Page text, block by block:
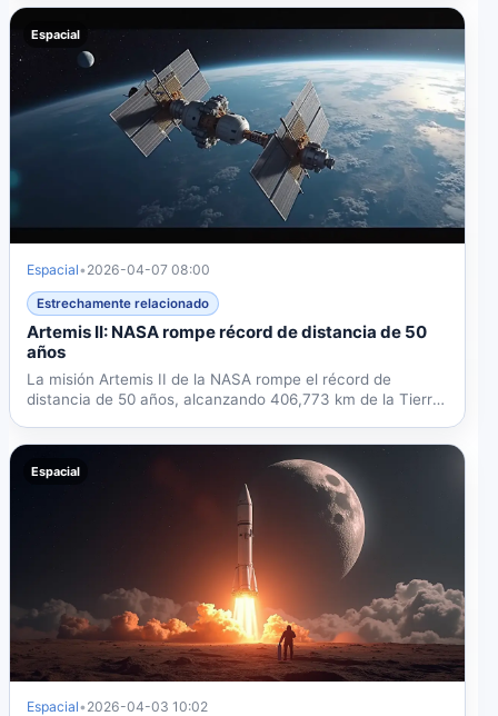
Espacial
Espacial• 2026-04-07 08:00
Estrechamente relacionado
Artemis II: NASA rompe récord de distancia de 50
años
La misión Artemis II de la NASA rompe el récord de
distancia de 50 años, alcanzando 406,773 km de la Tierra
Espacial
Espacial• 2026-04-03 10:02